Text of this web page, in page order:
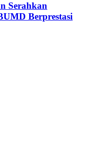
Serahkan
Berprestasi